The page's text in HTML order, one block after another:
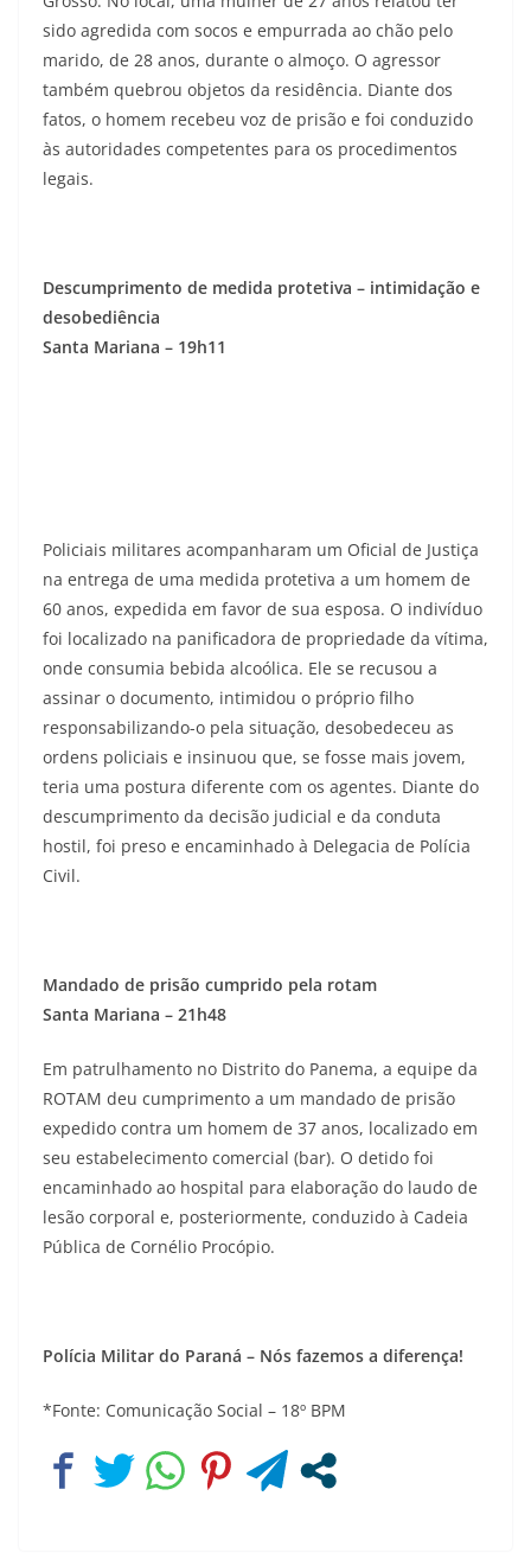
sido agredida com socos e empurrada ao chão pelo
marido, de 28 anos, durante o almoço. O agressor
também quebrou objetos da residência. Diante dos
fatos, o homem recebeu voz de prisão e foi conduzido
às autoridades competentes para os procedimentos
legais.
Descumprimento de medida protetiva – intimidação e
desobediência
Santa Mariana – 19h11
Policiais militares acompanharam um Oficial de Justiça
na entrega de uma medida protetiva a um homem de
60 anos, expedida em favor de sua esposa. O indivíduo
foi localizado na panificadora de propriedade da vítima,
onde consumia bebida alcoólica. Ele se recusou a
assinar o documento, intimidou o próprio filho
responsabilizando-o pela situação, desobedeceu as
ordens policiais e insinuou que, se fosse mais jovem,
teria uma postura diferente com os agentes. Diante do
descumprimento da decisão judicial e da conduta
hostil, foi preso e encaminhado à Delegacia de Polícia
Civil.
Mandado de prisão cumprido pela rotam
Santa Mariana – 21h48
Em patrulhamento no Distrito do Panema, a equipe da
ROTAM deu cumprimento a um mandado de prisão
expedido contra um homem de 37 anos, localizado em
seu estabelecimento comercial (bar). O detido foi
encaminhado ao hospital para elaboração do laudo de
lesão corporal e, posteriormente, conduzido à Cadeia
Pública de Cornélio Procópio.
Polícia Militar do Paraná – Nós fazemos a diferença!
*Fonte: Comunicação Social – 18º BPM